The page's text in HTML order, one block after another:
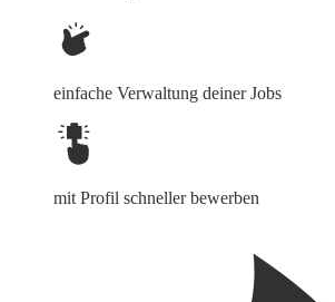
einfache Verwaltung deiner Jobs
mit Profil schneller bewerben